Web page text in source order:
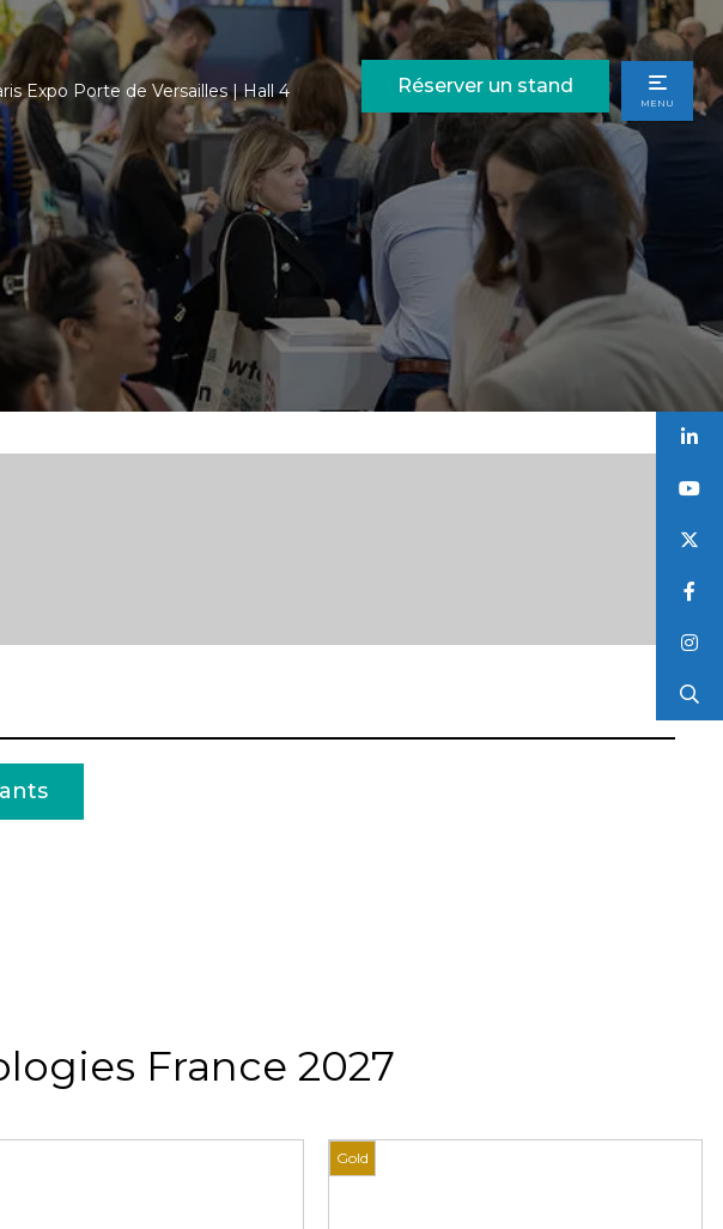
Expo Porte de Versailles | Hall 4 Réserver un stand
MENU
France 2027
Gold